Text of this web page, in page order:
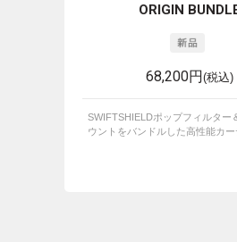
ORIGIN
68,200円(税込)
SWIFTSHIELDポップフィルター
ウントをバンドルした高性能カー